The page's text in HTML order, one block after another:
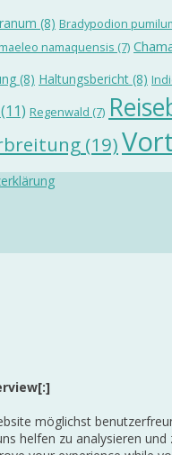
(8) Bradypodion
namaquensis (7)
(8) Haltungsbericht (8)
(11) Regenwald (7)
(19)
möglichst
helfen zu analysieren